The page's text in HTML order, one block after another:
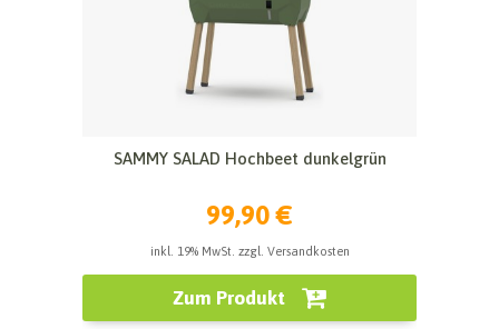
SAMMY SALAD Hochbeet dunkelgrün
99,90 €
inkl. 19% MwSt. zzgl. Versandkosten
Zum Produkt